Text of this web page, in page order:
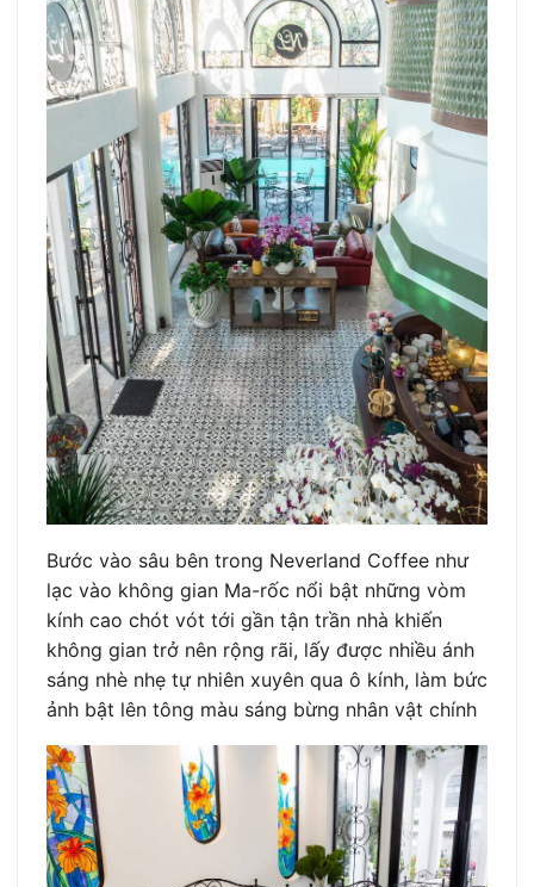
Bước vào sâu bên trong Neverland Coffee như
lạc vào không gian Ma-rốc nổi bật những vòm
kính cao chót vót tới gần tận trần nhà khiến
không gian trở nên rộng rãi, lấy được nhiều ánh
sáng nhè nhẹ tự nhiên xuyên qua ô kính, làm bức
ảnh bật lên tông màu sáng bừng nhân vật chính